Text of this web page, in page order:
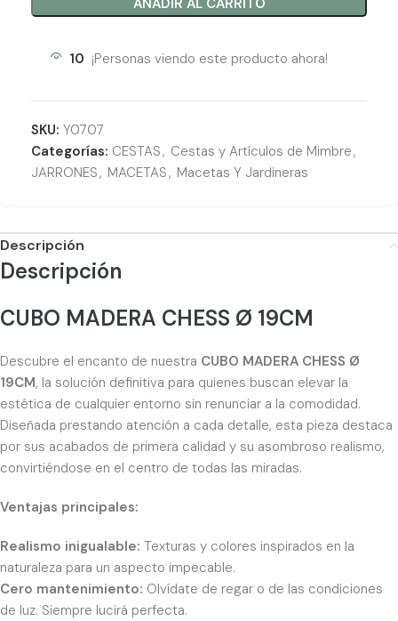
AÑADIR AL CARRITO
10 ¡Personas viendo este producto ahora!
SKU: Y0707
Categorías: CESTAS, Cestas y Artículos de Mimbre,
JARRONES, MACETAS, Macetas Y Jardineras
Descripción
Descripción
CUBO MADERA CHESS Ø 19CM
Descubre el encanto de nuestra CUBO MADERA CHESS Ø
19CM, la solución definitiva para quienes buscan elevar la
estética de cualquier entorno sin renunciar a la comodidad.
Diseñada prestando atención a cada detalle, esta pieza destaca
por sus acabados de primera calidad y su asombroso realismo,
convirtiéndose en el centro de todas las miradas.
Ventajas principales:
Realismo inigualable: Texturas y colores inspirados en la
naturaleza para un aspecto impecable.
Cero mantenimiento: Olvídate de regar o de las condiciones
de luz. Siempre lucirá perfecta.